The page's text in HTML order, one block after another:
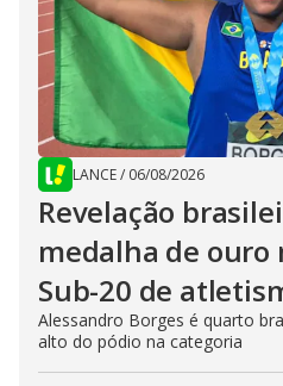
LANCE/ 06/08/2026
Revelação
medalha de ouro
Sub-20 de
Alessandro Borges é quarto
alto do pódio na categoria